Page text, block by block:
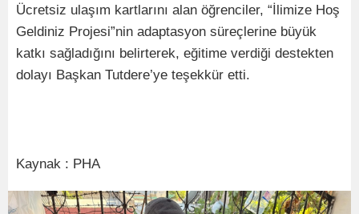
Ücretsiz ulaşım kartlarını alan öğrenciler, “İlimize Hoş
Geldiniz Projesi”nin adaptasyon süreçlerine büyük
katkı sağladığını belirterek, eğitime verdiği destekten
dolayı Başkan Tutdere’ye teşekkür etti.
Kaynak : PHA